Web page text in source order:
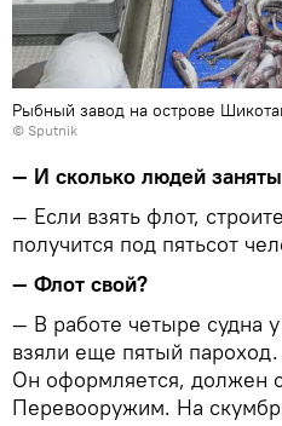
Рыбный завод на острове
© Sputnik
— И сколько людей
— Если взять флот,
получится под пятьсот
— Флот свой?
— В работе четыре судна
взяли еще пятый
Он оформляется, должен
Перевооружим. На